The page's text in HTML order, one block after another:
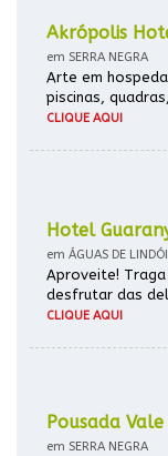
Akrópolis
em SERRA NEGRA
Arte em
piscinas,
CLIQUE AQUI
Hotel
em ÁGUAS DE
Aproveite!
desfrutar das
CLIQUE AQUI
Pousada
em SERRA NEGRA